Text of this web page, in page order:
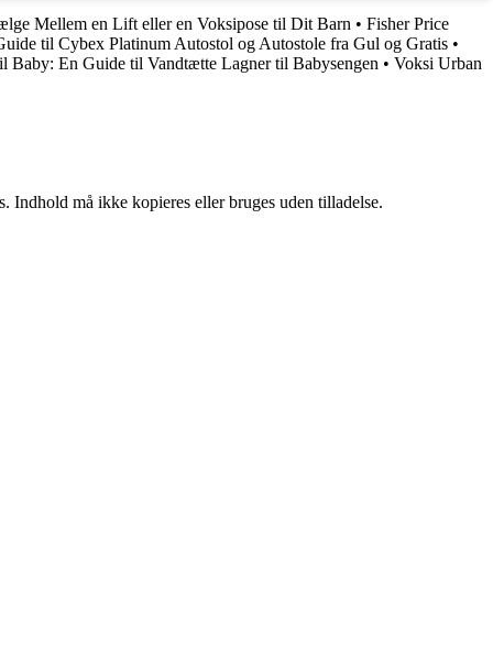
Mellem en Lift eller en Voksipose til Dit Barn • Fisher Price
til Cybex Platinum Autostol og Autostole fra Gul og Gratis •
Baby: En Guide til Vandtætte Lagner til Babysengen • Voksi Urban
må ikke kopieres eller bruges uden tilladelse.